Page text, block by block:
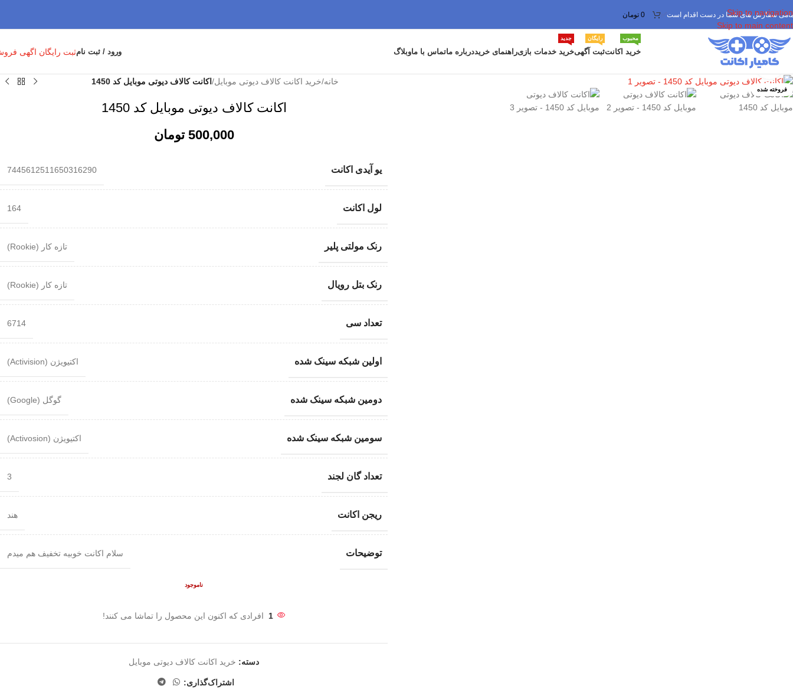
Skip to navigation
Skip to main content
سفارش های شما در دست اقدام است 0 تومان
خرید اکانت
محبوب
ثبت آگهی
رایگان
خرید خدمات بازی
جدید
راهنمای خریددرباره ماتماس با ماوبلاگ ورود / ثبت نامثبت رایگان اگهی
فروخته شده
برای بزرگنمایی کلیک کنید
خانه/خرید اکانت کالاف دیوتی موبایل/اکانت کالاف دیوتی موبایل کد 1450
اکانت کالاف دیوتی موبایل کد 1450
500,000 تومان
یو آیدی اکانت 7445612511650316290
لول اکانت 164
رنک مولتی پلیر تازه کار (Rookie)
رنک بتل رویال تازه کار (Rookie)
تعداد سی 6714
اولین شبکه سینک شده اکتیویژن (Activision)
دومین شبکه سینک شده گوگل (Google)
سومین شبکه سینک شده اکتیویژن (Activosion)
تعداد گان لجند 3
ریجن اکانت هند
توضیحات سلام اکانت خوبیه تخفیف هم میدم
ناموجود
1 افرادی که اکنون این محصول را تماشا می کنند!
دسته: خرید اکانت کالاف دیوتی موبایل
اشتراک‌گذاری: